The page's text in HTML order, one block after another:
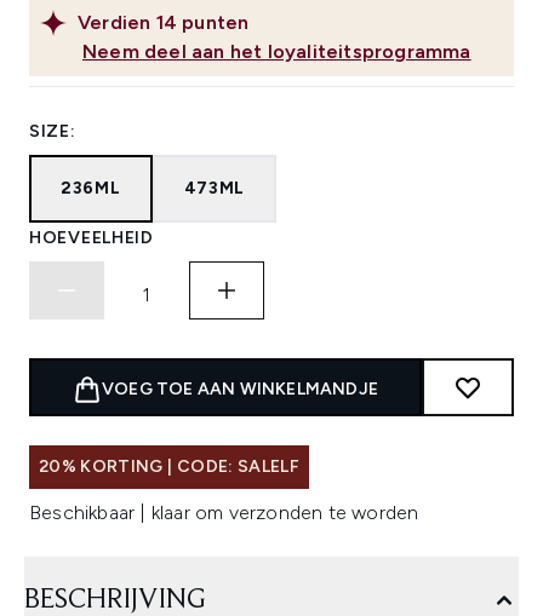
Verdien 14 punten
Neem deel aan het loyaliteitsprogramma
SIZE:
236ML 473ML
HOEVEELHEID
VOEG TOE AAN WINKELMANDJE
20% KORTING | CODE: SALELF
Beschikbaar | klaar om verzonden te worden
BESCHRIJVING